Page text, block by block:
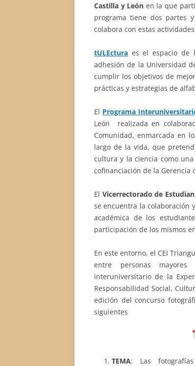
Castilla y León en la que
programa tiene dos partes
colabora con estas
tULEctura es el espacio de
adhesión de la Universidad
cumplir los objetivos de
prácticas y estrategias de
El Programa
León realizada en
Comunidad, enmarcada en
largo de la vida, que
cultura y la ciencia como
cofinanciación de la Gerencia
El Vicerrectorado de
se encuentra la colaboración
académica de los
participación de los mismos
En este entorno, el CEI
entre personas mayores
interuniversitario de la
Responsabilidad Social,
edición del concurso
siguientes
TEMA: Las